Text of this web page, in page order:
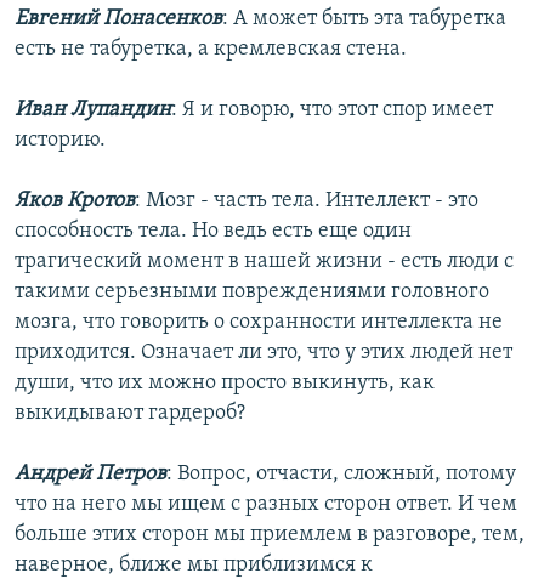
Евгений Понасенков: А может быть эта табуретка
есть не табуретка, а кремлевская стена.
Иван Лупандин: Я и говорю, что этот спор имеет
историю.
Яков Кротов: Мозг - часть тела. Интеллект - это
способность тела. Но ведь есть еще один
трагический момент в нашей жизни - есть люди с
такими серьезными повреждениями головного
мозга, что говорить о сохранности интеллекта не
приходится. Означает ли это, что у этих людей нет
души, что их можно просто выкинуть, как
выкидывают гардероб?
Андрей Петров: Вопрос, отчасти, сложный, потому
что на него мы ищем с разных сторон ответ. И чем
больше этих сторон мы приемлем в разговоре, тем,
наверное, ближе мы приблизимся к